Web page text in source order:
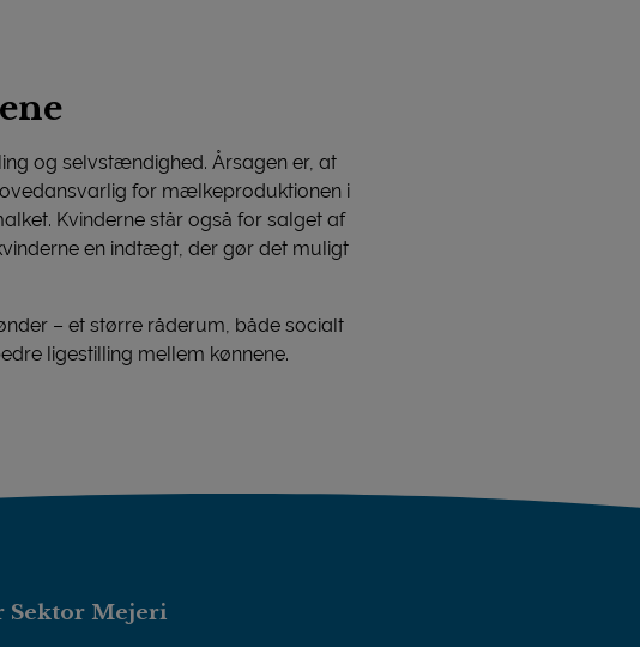
og selvstændighed. Årsagen er, at
for mælkeproduktionen i
Kvinderne står også for salget af
en indtægt, der gør det muligt
– et større råderum, både socialt
ligestilling mellem kønnene.
Sektor Mejeri